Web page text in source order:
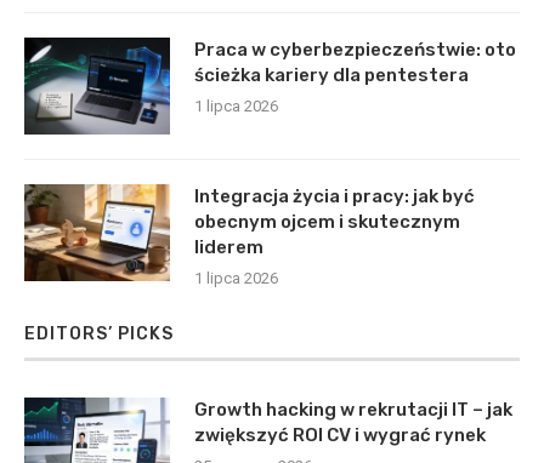
Praca w cyberbezpieczeństwie: oto
ścieżka kariery dla pentestera
1 lipca 2026
Integracja życia i pracy: jak być
obecnym ojcem i skutecznym
liderem
1 lipca 2026
EDITORS’ PICKS
Growth hacking w rekrutacji IT – jak
zwiększyć ROI CV i wygrać rynek